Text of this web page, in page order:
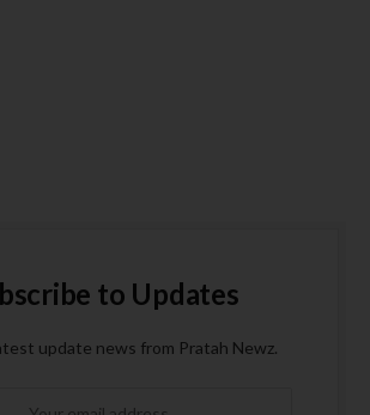
to Updates
update news from Pratah Newz.